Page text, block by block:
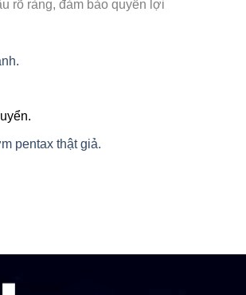
rõ ràng, đảm bảo quyền lợi
pentax thật giả.